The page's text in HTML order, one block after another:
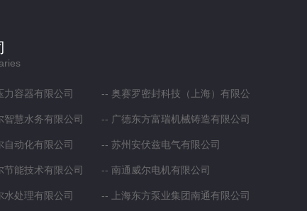
力容器有限公司 奥赛罗密封科技（上海）有限公
司
智慧水务有限公司 广德东方富瑞机械铸造有限公司
自动化有限公司 苏州安伏兹电气有限公司
节能技术有限公司 南通威尔电机有限公司
水处理有限公司 上海东方泵业集团南通有限公司